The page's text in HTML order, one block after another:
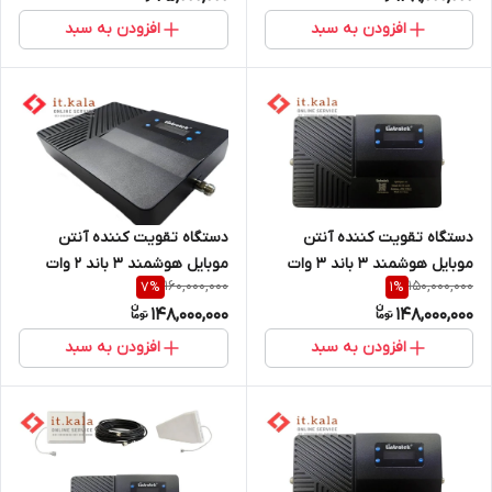
افزودن به سبد افزودن به سبد
دستگاه تقویت کننده آنتن
موبایل هوشمند 3 باند 3 وات
pro
150,000,000
1%
148,000,000
افزودن به سبد
دستگاه تقویت کننده آنتن
موبایل هوشمند 3 باند 2 وات
plus
160,000,000
7%
148,000,000
افزودن به سبد